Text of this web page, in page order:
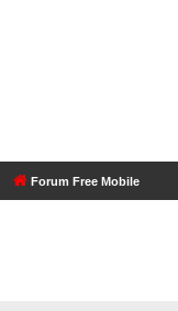
Forum Free Mobile